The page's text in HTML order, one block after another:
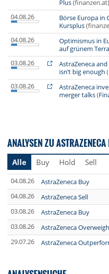
Plus(finanzen.at)
04.08.26
Börse Europa in
Kursplus
04.08.26
Optimismus in
auf grünem
03.08.26
AstraZeneca
isn’t big enough (
03.08.26
AstraZeneca
merger talks(
ANALYSEN ZU ASTRAZENECA
Alle Buy Hold Sell
04.08.26 AstraZeneca Buy
04.08.26
AstraZeneca Sell
03.08.26
AstraZeneca Buy
03.08.26
AstraZeneca
29.07.26
AstraZeneca